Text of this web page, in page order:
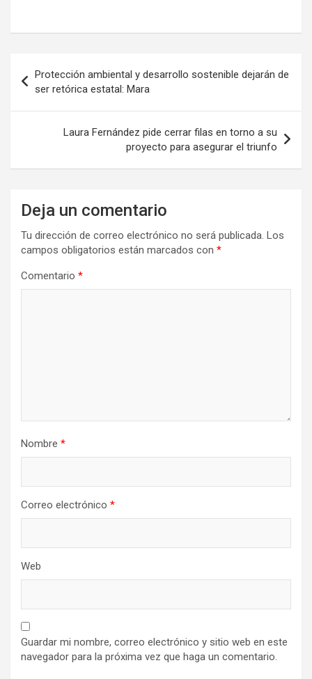
de
entradas
Protección ambiental y desarrollo sostenible dejarán de
ser retórica estatal: Mara
Laura Fernández pide cerrar filas en torno a su
proyecto para asegurar el triunfo
Deja un comentario
Tu dirección de correo electrónico no será publicada. Los
campos obligatorios están marcados con *
Comentario *
Nombre *
Correo electrónico *
Web
Guardar mi nombre, correo electrónico y sitio web en este
navegador para la próxima vez que haga un comentario.